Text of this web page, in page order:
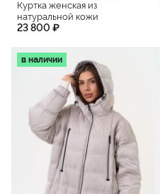
Куртка женская из
натуральной кожи
23 800 ₽
в наличии